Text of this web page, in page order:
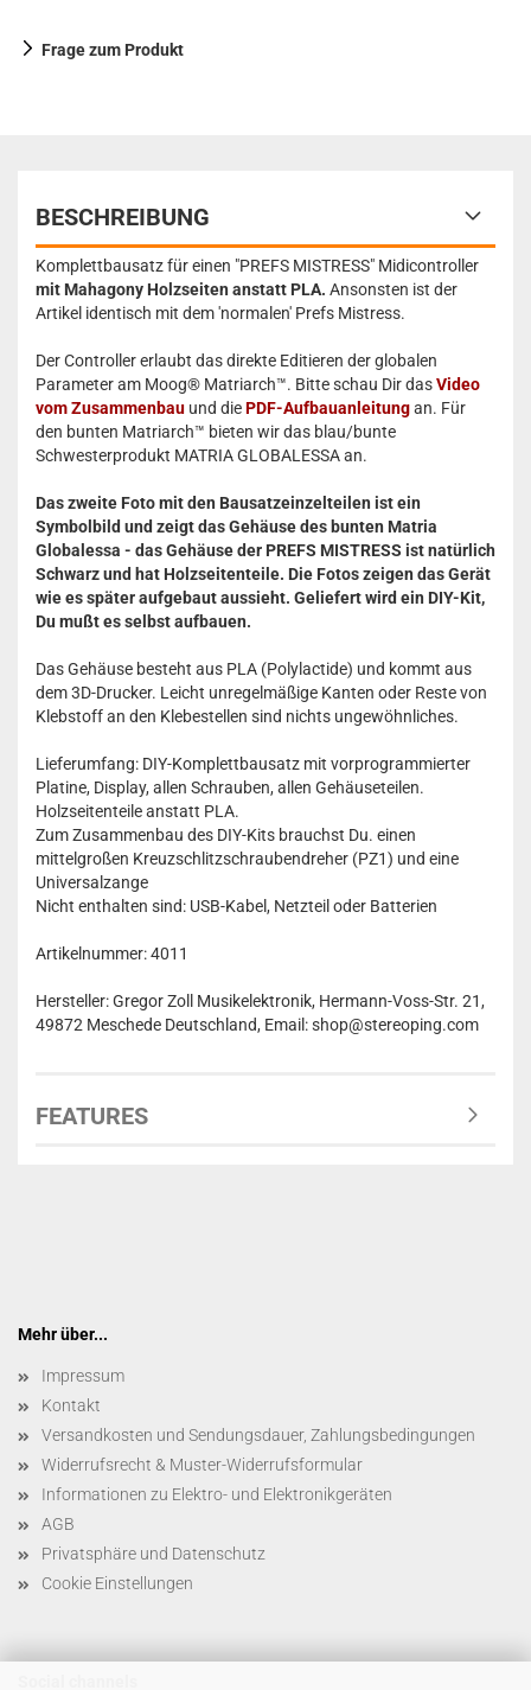
Frage zum Produkt
BESCHREIBUNG
Komplettbausatz für einen "PREFS MISTRESS" Midicontroller
mit Mahagony Holzseiten anstatt PLA. Ansonsten ist der
Artikel identisch mit dem 'normalen' Prefs Mistress.
Der Controller erlaubt das direkte Editieren der globalen
Parameter am Moog® Matriarch™. Bitte schau Dir dasVideo
vom Zusammenbau und diePDF-Aufbauanleitungan. Für
den bunten Matriarch™ bieten wir das blau/bunte
Schwesterprodukt MATRIA GLOBALESSA an.
Das zweite Foto mit den Bausatzeinzelteilen ist ein
Symbolbild und zeigt das Gehäuse des bunten Matria
Globalessa - das Gehäuse der PREFS MISTRESS ist natürlich
Schwarz und hat Holzseitenteile. Die Fotos zeigen das Gerät
wie es später aufgebaut aussieht. Geliefert wird ein DIY-Kit,
Du mußt es selbst aufbauen.
Das Gehäuse besteht aus PLA (Polylactide) und kommt aus
dem 3D-Drucker. Leicht unregelmäßige Kanten oder Reste von
Klebstoff an den Klebestellen sind nichts ungewöhnliches.
Lieferumfang: DIY-Komplettbausatz mit vorprogrammierter
Platine, Display, allen Schrauben, allen Gehäuseteilen.
Holzseitenteile anstatt PLA.
Zum Zusammenbau des DIY-Kits brauchst Du. einen
mittelgroßen Kreuzschlitzschraubendreher (PZ1) und eine
Universalzange
Nicht enthalten sind: USB-Kabel, Netzteil oder Batterien
Artikelnummer: 4011
Hersteller: Gregor Zoll Musikelektronik, Hermann-Voss-Str. 21,
49872 Meschede Deutschland, Email: shop@stereoping.com
FEATURES
Mehr über...
Impressum
Kontakt
Versandkosten und Sendungsdauer, Zahlungsbedingungen
Widerrufsrecht & Muster-Widerrufsformular
Informationen zu Elektro- und Elektronikgeräten
AGB
Privatsphäre und Datenschutz
Cookie Einstellungen